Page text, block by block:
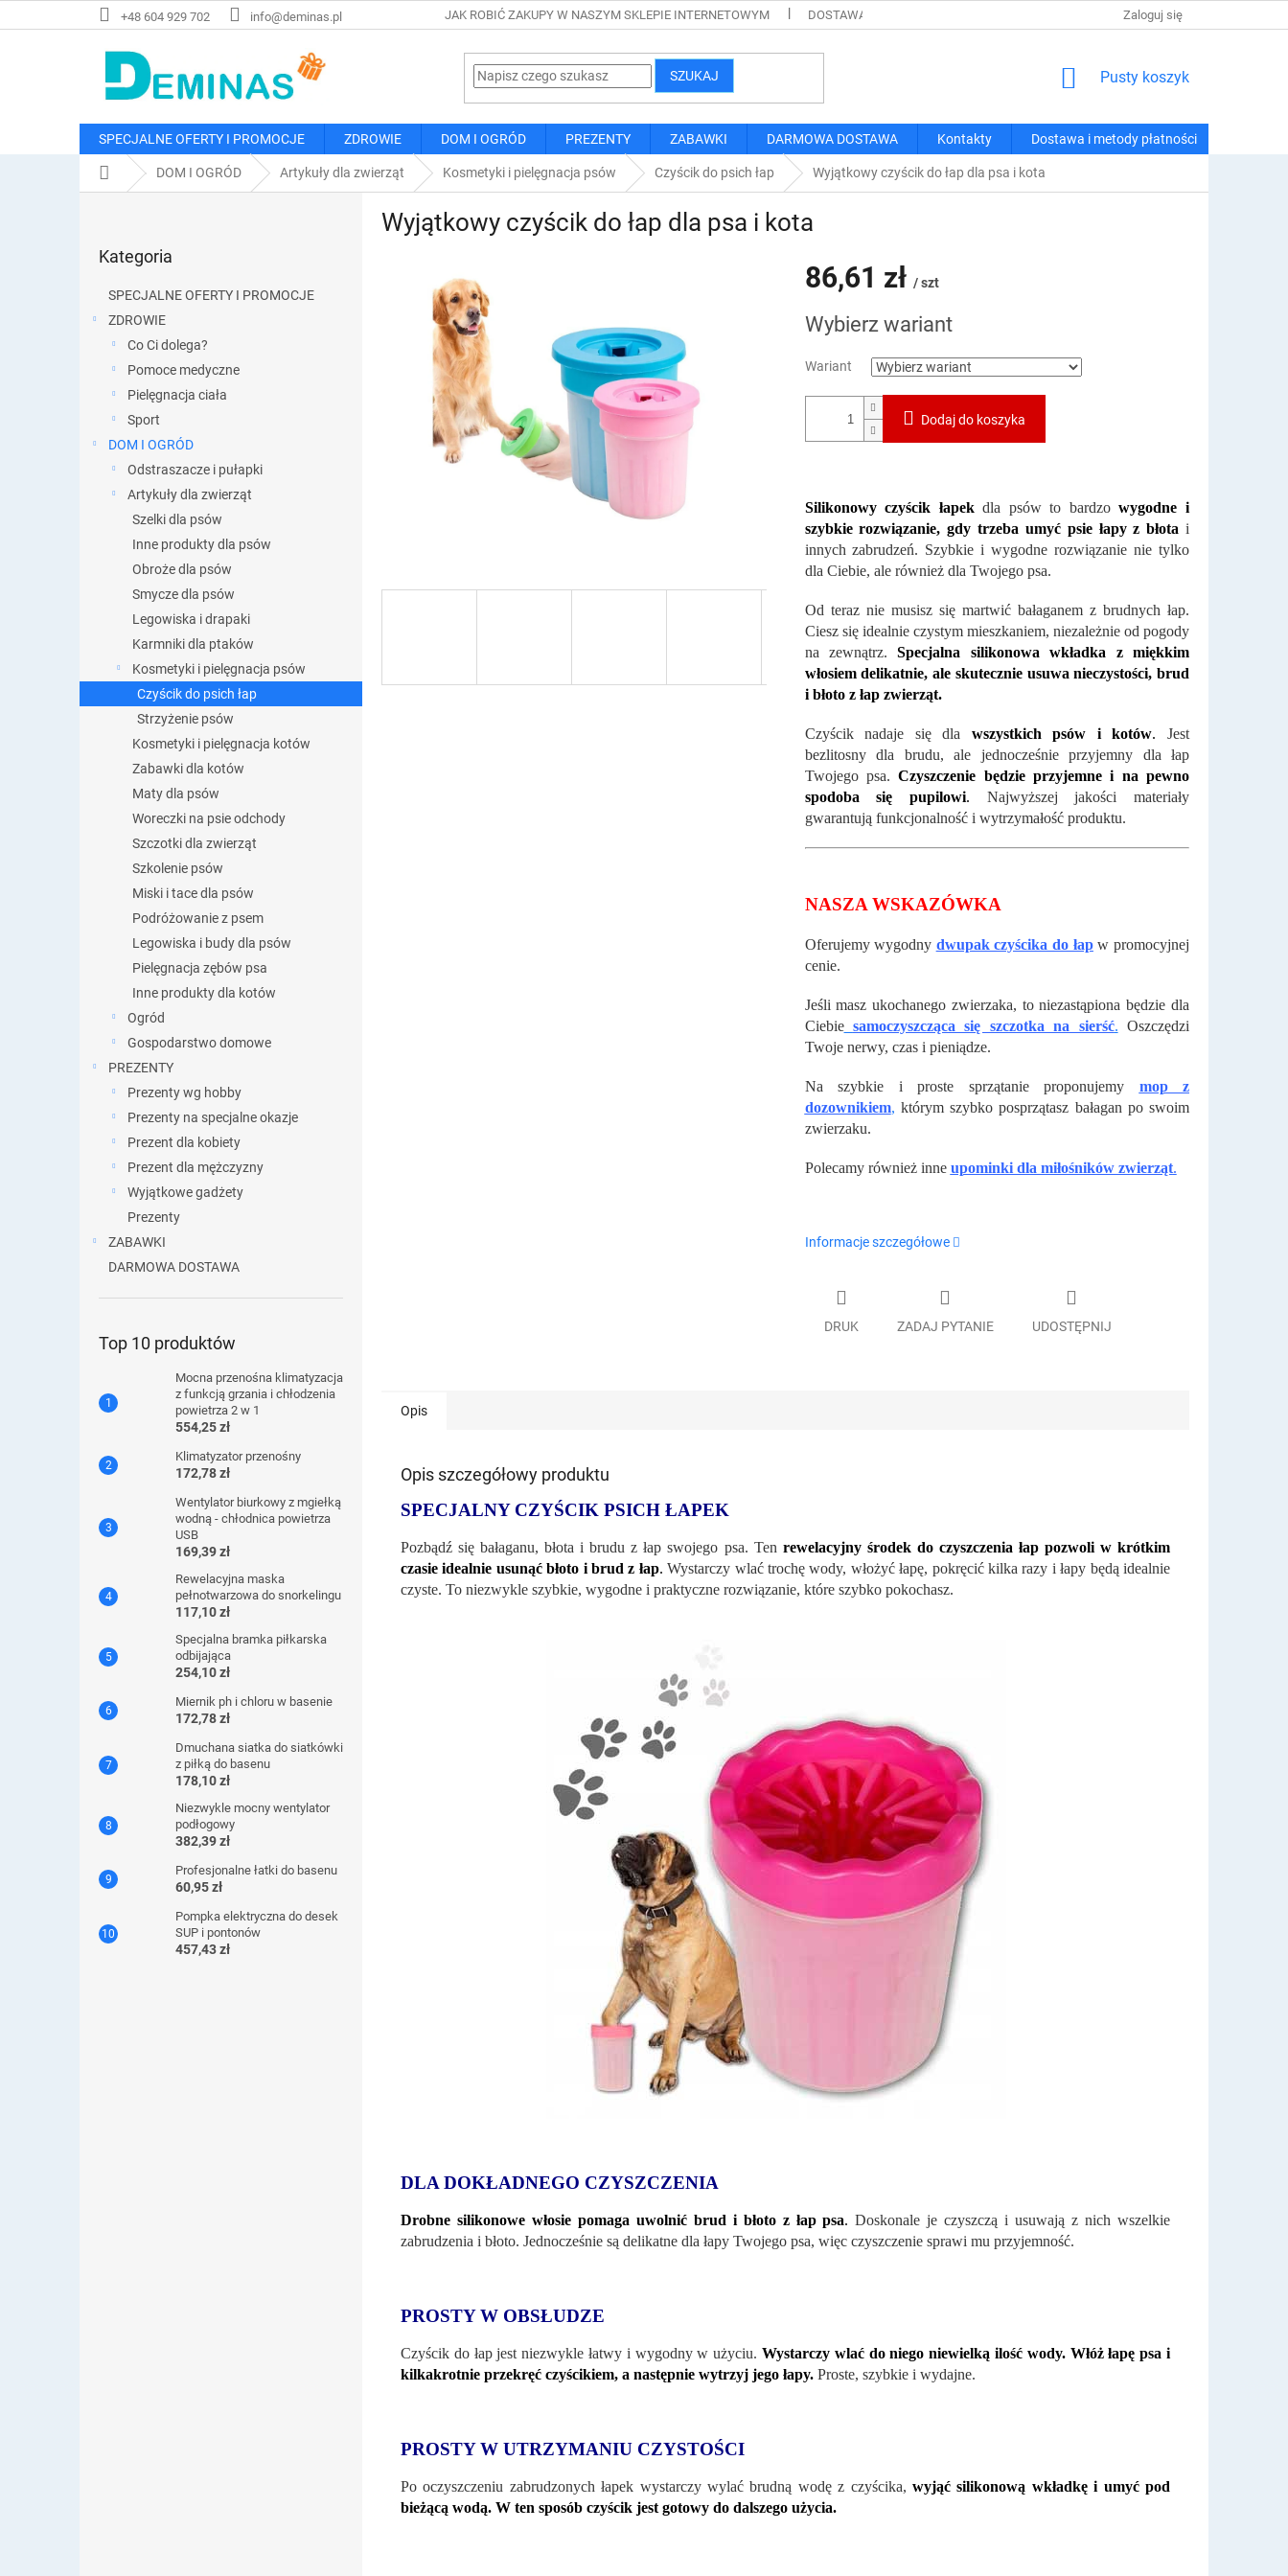
do
+48 604 929 702 info@deminas.pl JAK ROBIĆ ZAKUPY W NASZYM SKLEPIE INTERNETOWYM DOSTAWA I METODY PŁATNOŚCI REGULAMIN ZAKUPÓW
Zaloguj się
SZUKAJ KOSZYK
Pusty koszyk
SPECJALNE OFERTY I PROMOCJE ZDROWIE DOM I OGRÓD PREZENTY ZABAWKI DARMOWA DOSTAWA Kontakty Dostawa i metody płatności
Home DOM I OGRÓD Artykuły dla zwierząt Kosmetyki i pielęgnacja psów Czyścik do psich łap Wyjątkowy czyścik do łap dla psa i kota
kategorie
Kategoria
SPECJALNE OFERTY I PROMOCJE
ZDROWIE
Co Ci dolega?
Pomoce medyczne
Pielęgnacja ciała
Sport
DOM I OGRÓD
Odstraszacze i pułapki
Artykuły dla zwierząt
Szelki dla psów
Inne produkty dla psów
Obroże dla psów
Smycze dla psów
Legowiska i drapaki
Karmniki dla ptaków
Kosmetyki i pielęgnacja psów
Czyścik do psich łap
Strzyżenie psów
Kosmetyki i pielęgnacja kotów
Zabawki dla kotów
Maty dla psów
Woreczki na psie odchody
Szczotki dla zwierząt
Szkolenie psów
Miski i tace dla psów
Podróżowanie z psem
Legowiska i budy dla psów
Pielęgnacja zębów psa
Inne produkty dla kotów
Ogród
Gospodarstwo domowe
PREZENTY
Prezenty wg hobby
Prezenty na specjalne okazje
Prezent dla kobiety
Prezent dla mężczyzny
Wyjątkowe gadżety
Prezenty
ZABAWKI
DARMOWA DOSTAWA
Top 10 produktów
Mocna przenośna klimatyzacja
z funkcją grzania i chłodzenia
powietrza 2 w 1
554,25 zł
Klimatyzator przenośny
172,78 zł
Wentylator biurkowy z mgiełką
wodną - chłodnica powietrza
USB
169,39 zł
Rewelacyjna maska ​​
pełnotwarzowa do snorkelingu
117,10 zł
Specjalna bramka piłkarska
odbijająca
254,10 zł
Miernik ph i chloru w basenie
172,78 zł
Dmuchana siatka do siatkówki
z piłką do basenu
178,10 zł
Niezwykle mocny wentylator
podłogowy
382,39 zł
Profesjonalne łatki do basenu
60,95 zł
Pompka elektryczna do desek
SUP i pontonów
457,43 zł
Wyjątkowy czyścik do łap dla psa i kota
86,61 zł / szt
jednostkowa:
Wybierz wariant
Wariant
Dodaj do koszyka
Silikonowy czyścik łapekdla psów to bardzowygodne i
szybkie rozwiązanie, gdy trzeba umyć psie łapy z błota i
innych zabrudzeń. Szybkie i wygodne rozwiązanie nie tylko
dla Ciebie, ale również dla Twojego psa.
Od teraz nie musisz się martwić bałaganem z brudnych łap.
Ciesz się idealnie czystym mieszkaniem, niezależnie od pogody
na zewnątrz.Specjalna silikonowa wkładka z miękkim
włosiem delikatnie, ale skutecznie usuwa nieczystości, brud
i błoto z łap zwierząt.
Czyścik nadaje się dla wszystkich psów i kotów. Jest
bezlitosny dla brudu, ale jednocześnie przyjemny dla łap
Twojego psa.Czyszczenie będzie przyjemne i na pewno
spodoba się pupilowi. Najwyższej jakości materiały
gwarantują funkcjonalność i wytrzymałość produktu.
NASZA WSKAZÓWKA
Oferujemy wygodny dwupak czyścika do łapw promocyjnej
cenie.
Jeśli masz ukochanego zwierzaka, to niezastąpiona będzie dla
Ciebie samoczyszcząca się szczotka na sierść. Oszczędzi
Twoje nerwy, czas i pieniądze.
Na szybkie i proste sprzątanie proponujemy mop z
dozownikiem, którym szybko posprzątasz bałagan po swoim
zwierzaku.
Polecamy również inne upominki dla miłośników zwierząt.
Informacje szczegółowe
DRUK ZADAJ PYTANIE UDOSTĘPNIJ
Opis
Opis szczegółowy produktu
SPECJALNY CZYŚCIK PSICH ŁAPEK
Pozbądź się bałaganu, błota i brudu z łap swojego psa. Ten rewelacyjny środek do czyszczenia łap pozwoli w krótkim
czasie idealnie usunąć błoto i brud z łap. Wystarczy wlać trochę wody, włożyć łapę, pokręcić kilka razy i łapy będą idealnie
czyste. To niezwykle szybkie, wygodne i praktyczne rozwiązanie, które szybko pokochasz.
DLA DOKŁADNEGO CZYSZCZENIA
Drobne silikonowe włosie pomaga uwolnić brud i błoto z łap psa. Doskonale je czyszczą i usuwają z nich wszelkie
zabrudzenia i błoto. Jednocześnie są delikatne dla łapy Twojego psa, więc czyszczenie sprawi mu przyjemność.
PROSTY W OBSŁUDZE
Czyścik do łap jest niezwykle łatwy i wygodny w użyciu. Wystarczy wlać do niego niewielką ilość wody. Włóż łapę psa i
kilkakrotnie przekręć czyścikiem, a następnie wytrzyj jego łapy. Proste, szybkie i wydajne.
PROSTY W UTRZYMANIU CZYSTOŚCI
Po oczyszczeniu zabrudzonych łapek wystarczy wylać brudną wodę z czyścika, wyjąć silikonową wkładkę i umyć pod
bieżącą wodą. W ten sposób czyścik jest gotowy do dalszego użycia.